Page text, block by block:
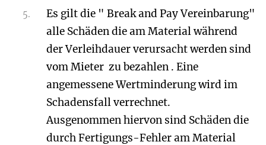
Es gilt die " Break and Pay Vereinbarung"
alle Schäden die am Material während
der Verleihdauer verursacht werden sind
vom Mieter zu bezahlen . Eine
angemessene Wertminderung wird im
Schadensfall verrechnet.
Ausgenommen hiervon sind Schäden die
durch Fertigungs-Fehler am Material